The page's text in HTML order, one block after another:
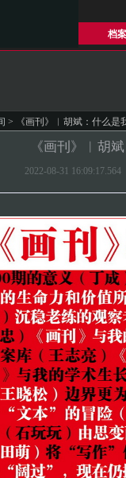
档
> 《画刊》︱胡斌：什么是
《画刊》︱胡
2022-08-31